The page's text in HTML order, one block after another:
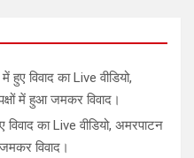
विवाद का Live वीडियो,
में हुआ जमकर विवाद।
का Live वीडियो, अमरपाटन
विवाद।